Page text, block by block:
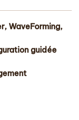
WaveForming,
guidée